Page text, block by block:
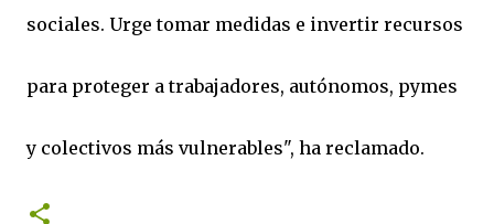
sociales. Urge tomar medidas e invertir recursos
para proteger a trabajadores, autónomos, pymes
y colectivos más vulnerables", ha reclamado.